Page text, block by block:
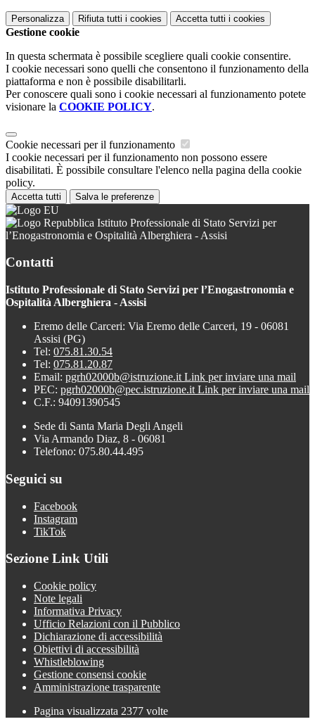
Personalizza Rifiuta tutti i cookies Accetta tutti i cookies
Gestione cookie
In questa schermata è possibile scegliere quali cookie consentire.
I cookie necessari sono quelli che consentono il funzionamento della
piattaforma e non è possibile disabilitarli.
Per conoscere quali sono i cookie necessari al funzionamento potete
visionare la COOKIE POLICY.
Cookie necessari per il funzionamento
I cookie necessari per il funzionamento non possono essere
disabilitati. È possibile consultare l'elenco nella pagina della cookie
policy.
Accetta tutti Salva le preferenze
Istituto Professionale di Stato Servizi per
l’Enogastronomia e Ospitalità Alberghiera - Assisi
Contatti
Istituto Professionale di Stato Servizi per l’Enogastronomia e
Ospitalità Alberghiera - Assisi
Eremo delle Carceri: Via Eremo delle Carceri, 19 - 06081
Assisi (PG)
Tel: 075.81.30.54
Tel: 075.81.20.87
Email: pgrh02000b@istruzione.it Link per inviare una mail
PEC: pgrh02000b@pec.istruzione.it Link per inviare una mail
C.F.: 94091390545
Sede di Santa Maria Degli Angeli
Via Armando Diaz, 8 - 06081
Telefono: 075.80.44.495
Seguici su
Facebook
Instagram
TikTok
Sezione Link Utili
Cookie policy
Note legali
Informativa Privacy
Ufficio Relazioni con il Pubblico
Dichiarazione di accessibilità
Obiettivi di accessibilità
Whistleblowing
Gestione consensi cookie
Amministrazione trasparente
Pagina visualizzata 2377 volte